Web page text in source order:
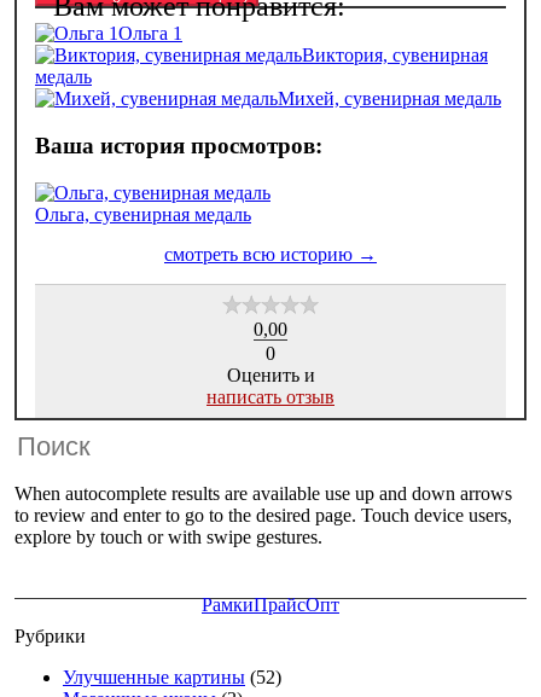
Ольга 1
Виктория, сувенирная
медаль
Михей, сувенирная медаль
Ольга, сувенирная медаль
0,00
0
Оценить и
написать отзыв
When autocomplete results are available use up and down arrows
to review and enter to go to the desired page. Touch device users,
explore by touch or with swipe gestures.
РамкиПрайсОпт
Рубрики
Улучшенные картины (52)